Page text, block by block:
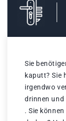
Sie
kaputt? Sie
irgendwo
drinnen
. Sie